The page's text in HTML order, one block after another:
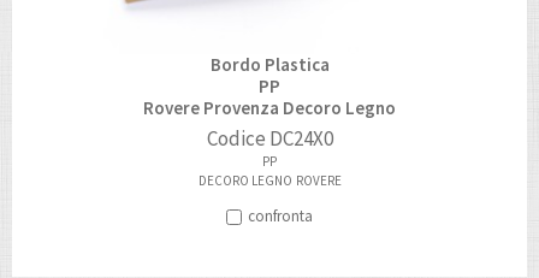
Bordo Plastica
PP
Rovere Provenza Decoro Legno
Codice DC24X0
PP
DECORO LEGNO ROVERE
confronta